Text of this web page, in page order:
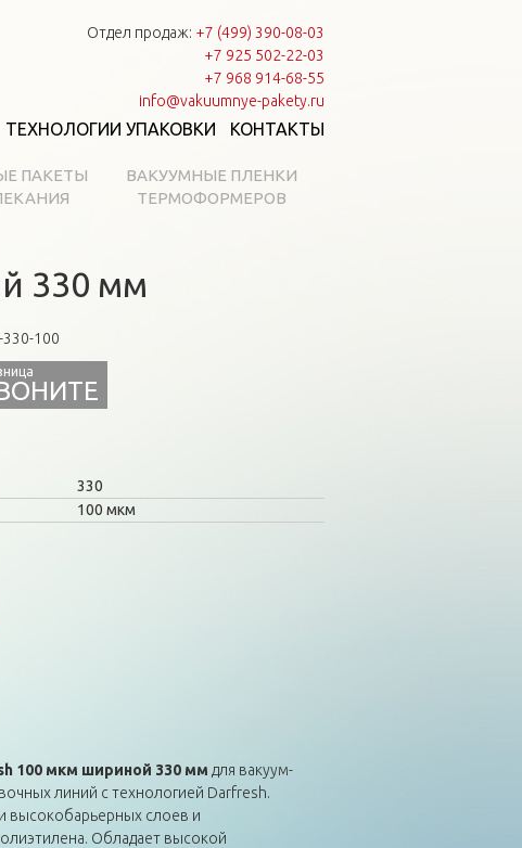
Отдел продаж: +7 (499) 390-08-03
+7 925 502-22-03
+7 968 914-68-55
info@vakuumnye-pakety.ru
ТЕХНОЛОГИИ УПАКОВКИ КОНТАКТЫ
ПАКЕТЫ
ВАКУУМНЫЕ ПЛЕНКИ
ТЕРМОФОРМЕРОВ
330 мм
330-100
330
100 мкм
100 мкм шириной 330 мм для вакуум-
линий с технологией Darfresh.
высокобарьерных слоев и
Обладает высокой